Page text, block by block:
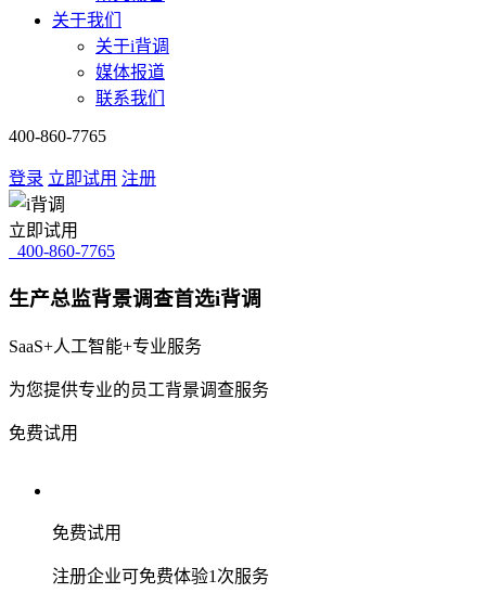
关于我们
关于i背调
媒体报道
联系我们
400-860-7765
登录 立即试用 注册
立即试用
400-860-7765
生产总监背景调查首选i背调
SaaS+人工智能+专业服务
为您提供专业的员工背景调查服务
免费试用
免费试用
注册企业可免费体验1次服务